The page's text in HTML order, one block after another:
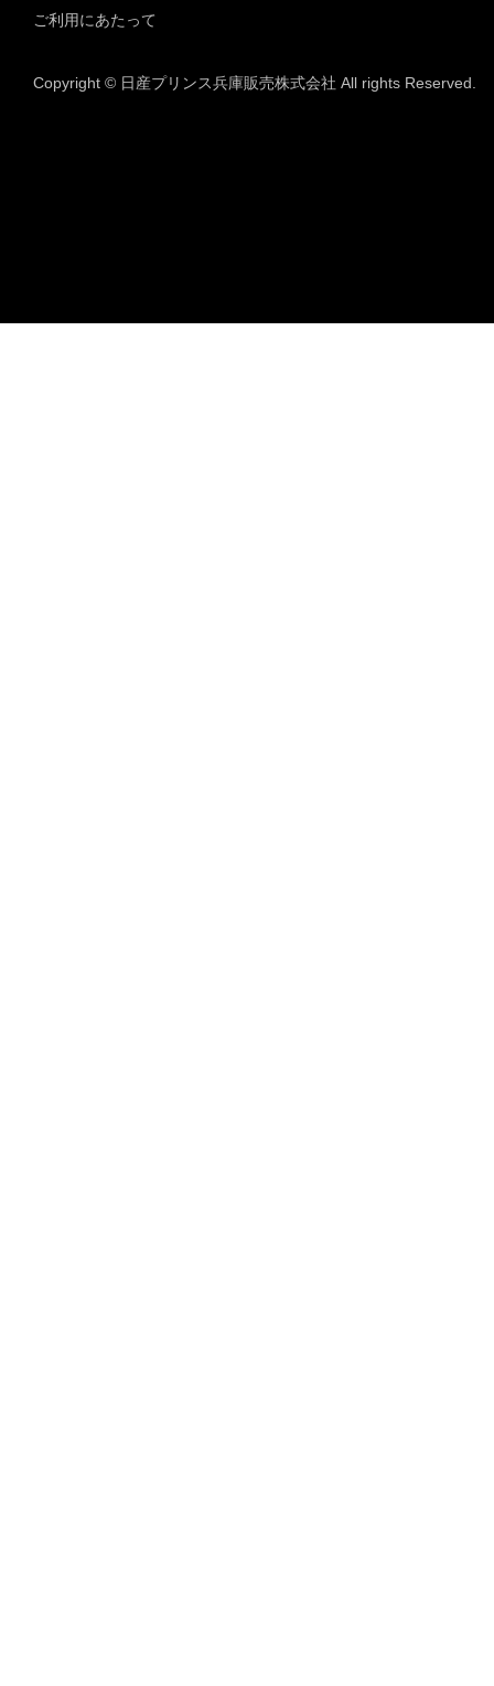
ご利用にあたって
Copyright © 日産プリンス兵庫販売株式会社 All rights Reserved.